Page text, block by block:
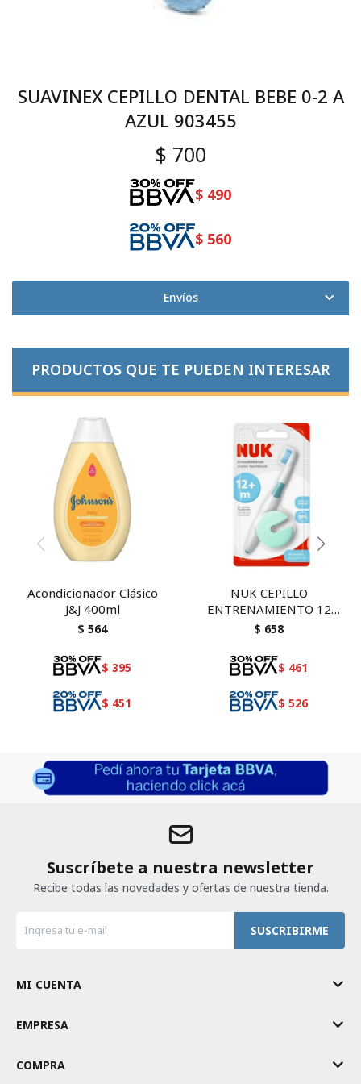
SUAVINEX CEPILLO DENTAL BEBE 0-2 A
AZUL 903455
$ 700
$ 490
$ 560
Envíos
PRODUCTOS QUE TE PUEDEN INTERESAR
Acondicionador Clásico
J&J 400ml
$ 564
$ 395
$ 451
NUK CEPILLO
ENTRENAMIENTO 12
MESES 1 U
$ 658
$ 461
$ 526
Suscríbete a nuestra newsletter
Recibe todas las novedades y ofertas de nuestra tienda.
SUSCRIBIRME
MI CUENTA
EMPRESA
COMPRA